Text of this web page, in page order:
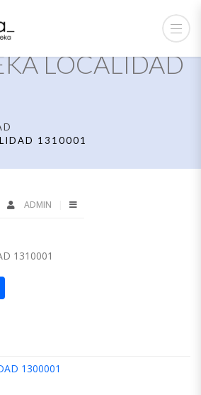
LOCALIDAD
1310001
ADMIN
1310001
1300001